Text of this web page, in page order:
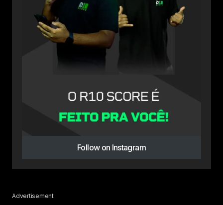
Follow on Instagram
Advertisement